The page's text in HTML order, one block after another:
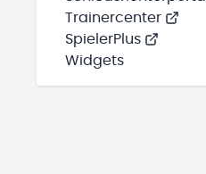
Trainercenter
SpielerPlus
Widgets